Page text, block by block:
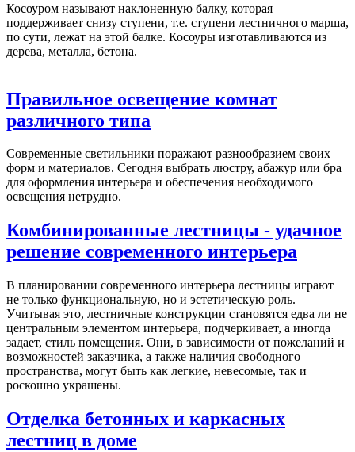
Косоуром называют наклоненную балку, которая
поддерживает снизу ступени, т.е. ступени лестничного марша,
по сути, лежат на этой балке. Косоуры изготавливаются из
дерева, металла, бетона.
Правильное освещение комнат
различного типа
Современные светильники поражают разнообразием своих
форм и материалов. Сегодня выбрать люстру, абажур или бра
для оформления интерьера и обеспечения необходимого
освещения нетрудно.
Комбинированные лестницы - удачное
решение современного интерьера
В планировании современного интерьера лестницы играют
не только функциональную, но и эстетическую роль.
Учитывая это, лестничные конструкции становятся едва ли не
центральным элементом интерьера, подчеркивает, а иногда
задает, стиль помещения. Они, в зависимости от пожеланий и
возможностей заказчика, а также наличия свободного
пространства, могут быть как легкие, невесомые, так и
роскошно украшены.
Отделка бетонных и каркасных
лестниц в доме